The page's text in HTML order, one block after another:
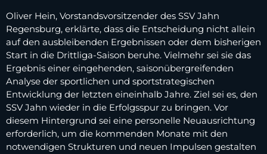
Oliver Hein, Vorstandsvorsitzender des SSV Jahn
Regensburg, erklärte, dass die Entscheidung nicht allein
auf den ausbleibenden Ergebnissen oder dem bisherigen
Start in die Drittliga-Saison beruhe. Vielmehr sei sie das
Ergebnis einer eingehenden, saisonübergreifenden
Analyse der sportlichen und sportstrategischen
Entwicklung der letzten eineinhalb Jahre. Ziel sei es, den
SSV Jahn wieder in die Erfolgsspur zu bringen. Vor
diesem Hintergrund sei eine personelle Neuausrichtung
erforderlich, um die kommenden Monate mit den
notwendigen Strukturen und neuen Impulsen gestalten